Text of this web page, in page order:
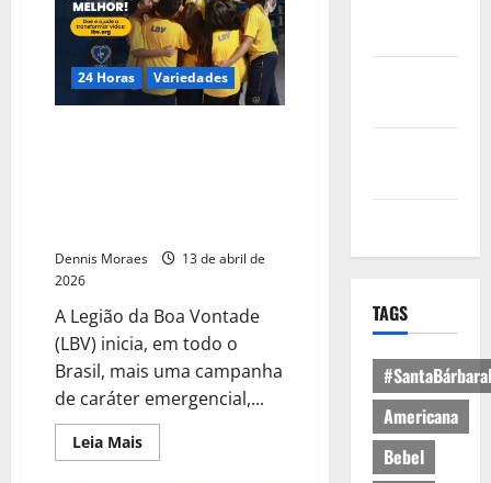
24 Horas Variedades
Dennis Moraes
13 de abril de
2026
A Legião da Boa Vontade
(LBV) inicia, em todo o
Brasil, mais uma campanha
de caráter emergencial,...
Leia Mais
TAGS
Americana
Bebel